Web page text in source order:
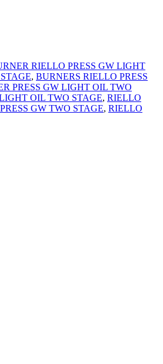
RIELLO PRESS GW LIGHT
, BURNERS RIELLO PRESS
PRESS GW LIGHT OIL TWO
OIL TWO STAGE, RIELLO
GW TWO STAGE, RIELLO